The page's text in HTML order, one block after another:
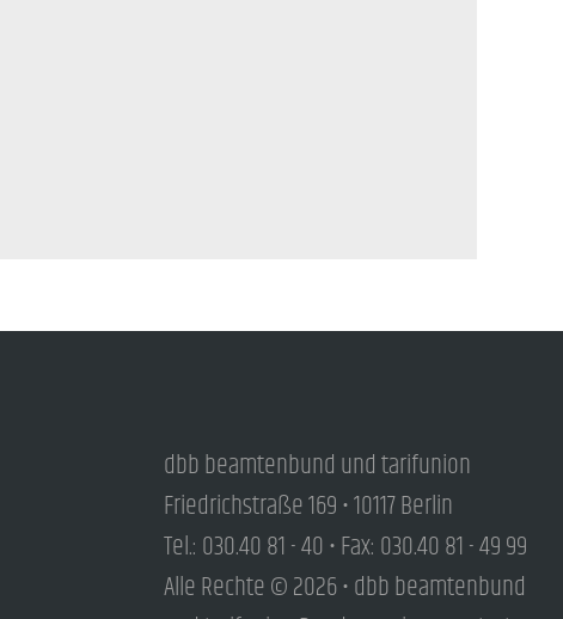
dbb beamtenbund und tarifunion
Friedrichstraße 169 • 10117 Berlin
Tel.: 030.40 81 - 40 • Fax: 030.40 81 - 49 99
Alle Rechte © 2026 • dbb beamtenbund